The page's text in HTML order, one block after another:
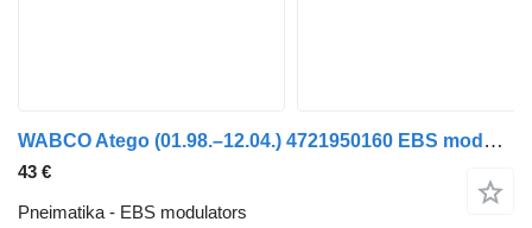
WABCO Atego (01.98.–12.04.) 4721950160 EBS modulators paredzēts Mercedes-Benz Atego, Atego 2, Atego 3 (1996-) kravas automašīnas
43 €
Pneimatika - EBS modulators